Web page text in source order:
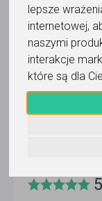
lepsze
internetowej,
naszymi
interakcje
które są dla
Pokaż
Korepetytor
Faktura VAT